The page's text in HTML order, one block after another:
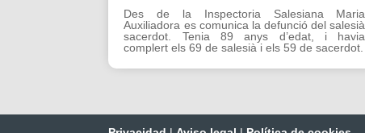
Des de la Inspectoria Salesiana Maria
Auxiliadora es comunica la defunció del salesià
sacerdot. Tenia 89 anys d’edat, i havia
complert els 69 de salesià i els 59 de sacerdot.